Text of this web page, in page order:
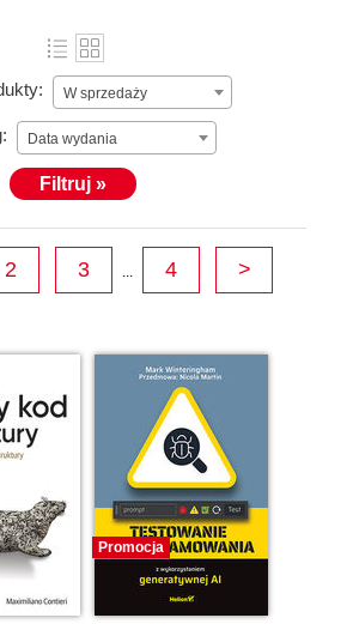
W sprzedaży
Data wydania
Filtruj »
2 3 ... 4 >
Promocja